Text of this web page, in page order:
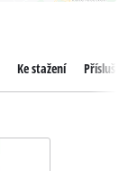
Ke stažení